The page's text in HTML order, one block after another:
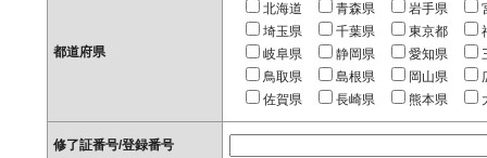
都道府県
北海道 青森県 岩手県
埼玉県
千葉県 東京都
岐阜県
静岡県 愛知県
鳥取県
島根県 岡山県
佐賀県
長崎県 熊本県
修了証番号/登録番号